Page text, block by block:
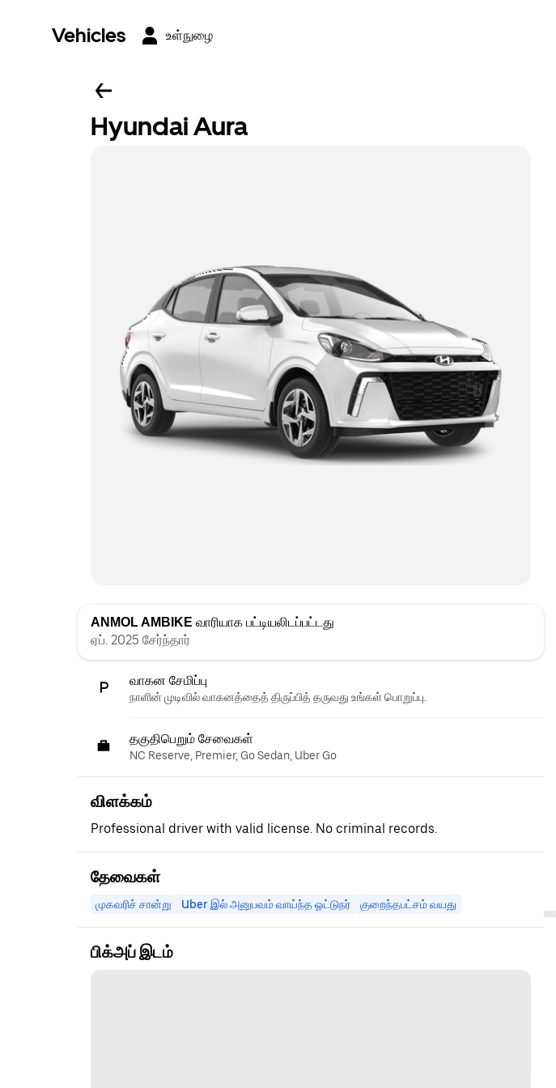
Vehicles உள்நுழை
Hyundai Aura
ANMOL AMBIKE வாரியாக பட்டியலிடப்பட்டது
ஏப். 2025 சேர்ந்தார்
வாகன சேமிப்பு
நாளின் முடிவில் வாகனத்தைத் திருப்பித் தருவது உங்கள் பொறுப்பு.
தகுதிபெறும் சேவைகள்
NC Reserve, Premier, Go Sedan, Uber Go
விளக்கம்
Professional driver with valid license. No criminal records.
தேவைகள்
முகவரிச் சான்று Uber இல் அனுபவம் வாய்ந்த ஓட்டுநர் குறைந்தபட்சம் வயது
பிக்அப் இடம்